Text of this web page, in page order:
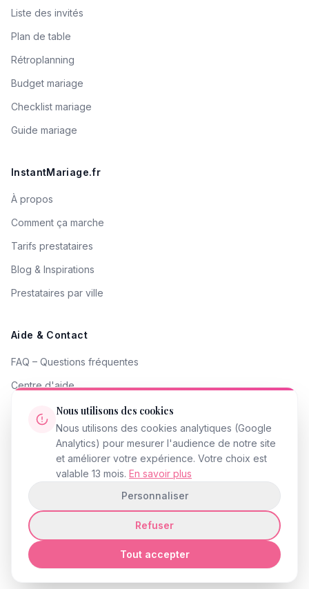
Liste des invités
Plan de table
Rétroplanning
Budget mariage
Checklist mariage
Guide mariage
InstantMariage.fr
À propos
Comment ça marche
Tarifs prestataires
Blog & Inspirations
Prestataires par ville
Aide & Contact
FAQ – Questions fréquentes
Centre d'aide
Contacter le support
Signaler un problème
Devenir partenaire
© 2026 InstantMariage.fr · Tous droits réservés
Mentions légalesPolitique de confidentialitéCGUAccessibilité
Gestion des cookies
Nous utilisons des cookies
Nous utilisons des cookies analytiques (Google
Analytics) pour mesurer l'audience de notre site
et améliorer votre expérience. Votre choix est
valable 13 mois. En savoir plus
Personnaliser
Refuser
Tout accepter